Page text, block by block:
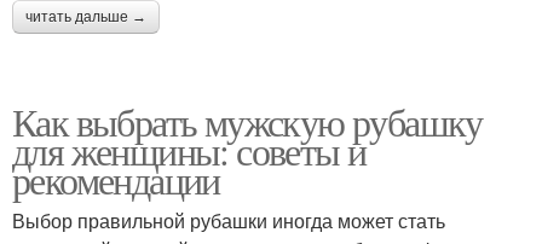
читать дальше →
Как выбрать мужскую рубашку
для женщины: советы и
рекомендации
Выбор правильной рубашки иногда может стать